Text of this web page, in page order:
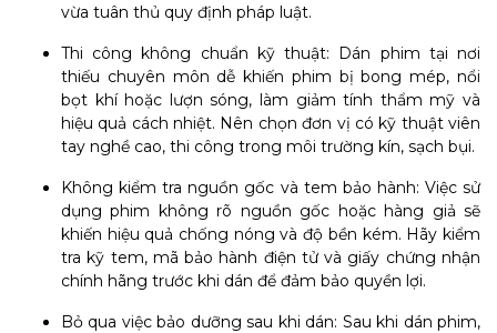
vừa tuân thủ quy định pháp luật.
Thi công không chuẩn kỹ thuật: Dán phim tại nơi
thiếu chuyên môn dễ khiến phim bị bong mép, nổi
bọt khí hoặc lượn sóng, làm giảm tính thẩm mỹ và
hiệu quả cách nhiệt. Nên chọn đơn vị có kỹ thuật viên
tay nghề cao, thi công trong môi trường kín, sạch bụi.
Không kiểm tra nguồn gốc và tem bảo hành: Việc sử
dụng phim không rõ nguồn gốc hoặc hàng giả sẽ
khiến hiệu quả chống nóng và độ bền kém. Hãy kiểm
tra kỹ tem, mã bảo hành điện tử và giấy chứng nhận
chính hãng trước khi dán để đảm bảo quyền lợi.
Bỏ qua việc bảo dưỡng sau khi dán: Sau khi dán phim,